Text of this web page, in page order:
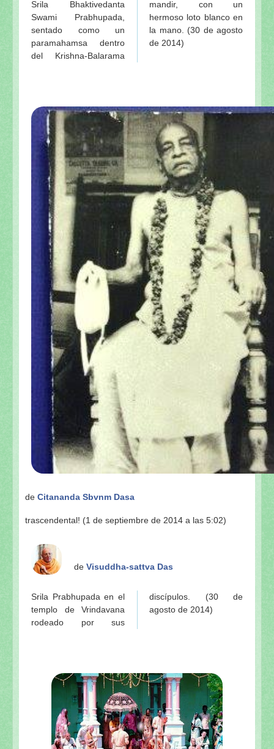
Glorificación de Sri Radha
GOPIS
Sobre Lalita devi ó Lalita sakhi - 1ª
En el camino a Sri Vrindavan-dham 1º de Visuddha-
En el camino a Sri Vrindavan-dham 2º de
INDICE de NOTAS
Visuddha-sattva Das - NOTAS VAISHNAVAS
Srila Bhaktivedanta
Swami Prabhupada,
sentado como un
paramahamsa dentro
del Krishna-Balarama
mandir, con un
hermoso loto blanco en
la mano. (30 de agosto
de 2014)
de Citananda Sbvnm Dasa
trascendental! (1 de septiembre de 2014 a las 5:02)
de Visuddha-sattva Das
Srila Prabhupada en el
templo de Vrindavana
rodeado por sus
discípulos. (30 de
agosto de 2014)